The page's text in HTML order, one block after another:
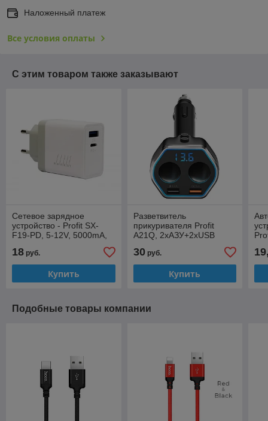
Наложенный платеж
Все условия оплаты
С этим товаром также заказывают
Сетевое зарядное
устройство - Profit SX-
F19-PD, 5-12V, 5000mA,
белое
18 руб.
Купить
Разветвитель
прикуривателя Profit
A21Q, 2хАЗУ+2хUSB
30руб.
Купить
Подобные товары компании